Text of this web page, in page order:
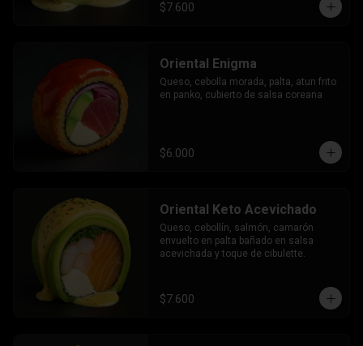
$7.600
Oriental Enigma
Queso, cebolla morada, palta, atun frito
en panko, cubierto de salsa coreana
$6.000
Oriental Keto Acevichado
Queso, cebollín, salmón, camarón
envuelto en palta bañado en salsa
acevichada y toque de cibulette.
$7.600